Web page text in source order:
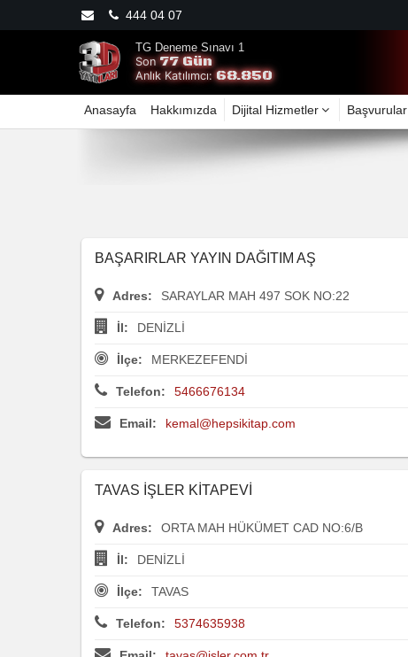
444 04 07
TG Deneme Sınavı 1
Son77 Gün
Anlık Katılımcı:68.850
Anasayfa Hakkımızda Dijital Hizmetler Başvurular
BAŞARIRLAR YAYIN DAĞITIM AŞ
Adres: SARAYLAR MAH 497 SOK NO:22
İl: DENİZLİ
İlçe: MERKEZEFENDİ
Telefon: 5466676134
Email: kemal@hepsikitap.com
TAVAS İŞLER KİTAPEVİ
Adres: ORTA MAH HÜKÜMET CAD NO:6/B
İl: DENİZLİ
İlçe: TAVAS
Telefon: 5374635938